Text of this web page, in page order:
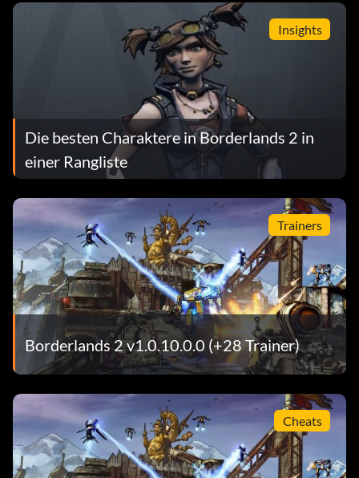
Insights
Die besten Charaktere in Borderlands 2 in
einer Rangliste
Trainers
Borderlands 2 v1.0.10.0.0 (+28 Trainer)
Cheats